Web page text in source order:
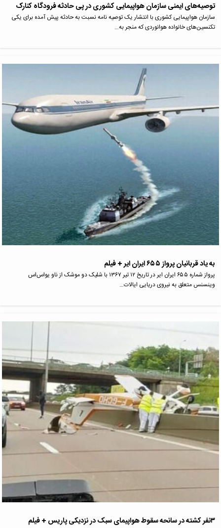
توصیه‌های ایمنی سازمان هواپیمایی کشوری در پی حادثه فرودگاه کنارک
سازمان هواپیمایی کشوری با انتشار یک توصیه نامه نسبت به حادثه پیش آمده برای یکی
تکنسین‌های خانواده هوانوردی که منجر به…
به یاد قربانیان پرواز ۶۵۵ ایران ایر + فیلم
پرواز شماره ۶۵۵ ایران ایر در تاریخ ۱۲ تیر ۱۳۶۷ با شلیک دو موشک از ناو یواس‌اس
وینسنس متعلق به نیروی دریایی ایالات…
۳نفر کشته در سانحه سقوط هواپیمای سبک در نزدیکی پاریس + فیلم